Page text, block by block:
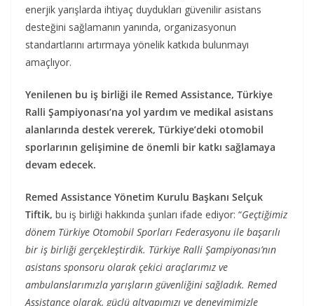
enerjik yarışlarda ihtiyaç duydukları güvenilir asistans
desteğini sağlamanın yanında, organizasyonun
standartlarını artırmaya yönelik katkıda bulunmayı
amaçlıyor.
Yenilenen bu iş birliği ile Remed Assistance, Türkiye
Ralli Şampiyonası’na yol yardım ve medikal asistans
alanlarında destek vererek, Türkiye’deki otomobil
sporlarının gelişimine de önemli bir katkı sağlamaya
devam edecek.
Remed Assistance Yönetim Kurulu Başkanı Selçuk
Tiftik, bu iş birliği hakkında şunları ifade ediyor: “Geçtiğimiz
dönem Türkiye Otomobil Sporları Federasyonu ile başarılı
bir iş birliği gerçekleştirdik. Türkiye Ralli Şampiyonası’nın
asistans sponsoru olarak çekici araçlarımız ve
ambulanslarımızla yarışların güvenliğini sağladık. Remed
Assistance olarak, güçlü altyapımızı ve deneyimimizle